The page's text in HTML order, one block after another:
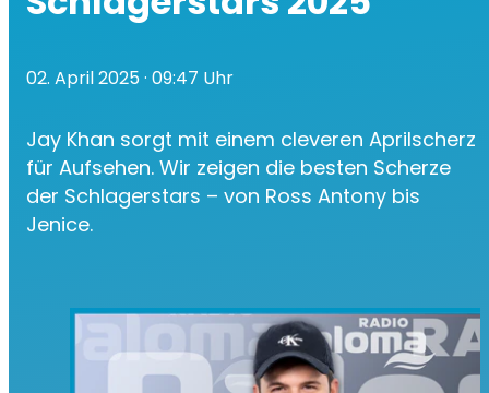
02. April 2025· 09:47 Uhr
Jay Khan sorgt mit einem cleveren Aprilscherz
für Aufsehen. Wir zeigen die besten Scherze
der Schlagerstars – von Ross Antony bis
Jenice.